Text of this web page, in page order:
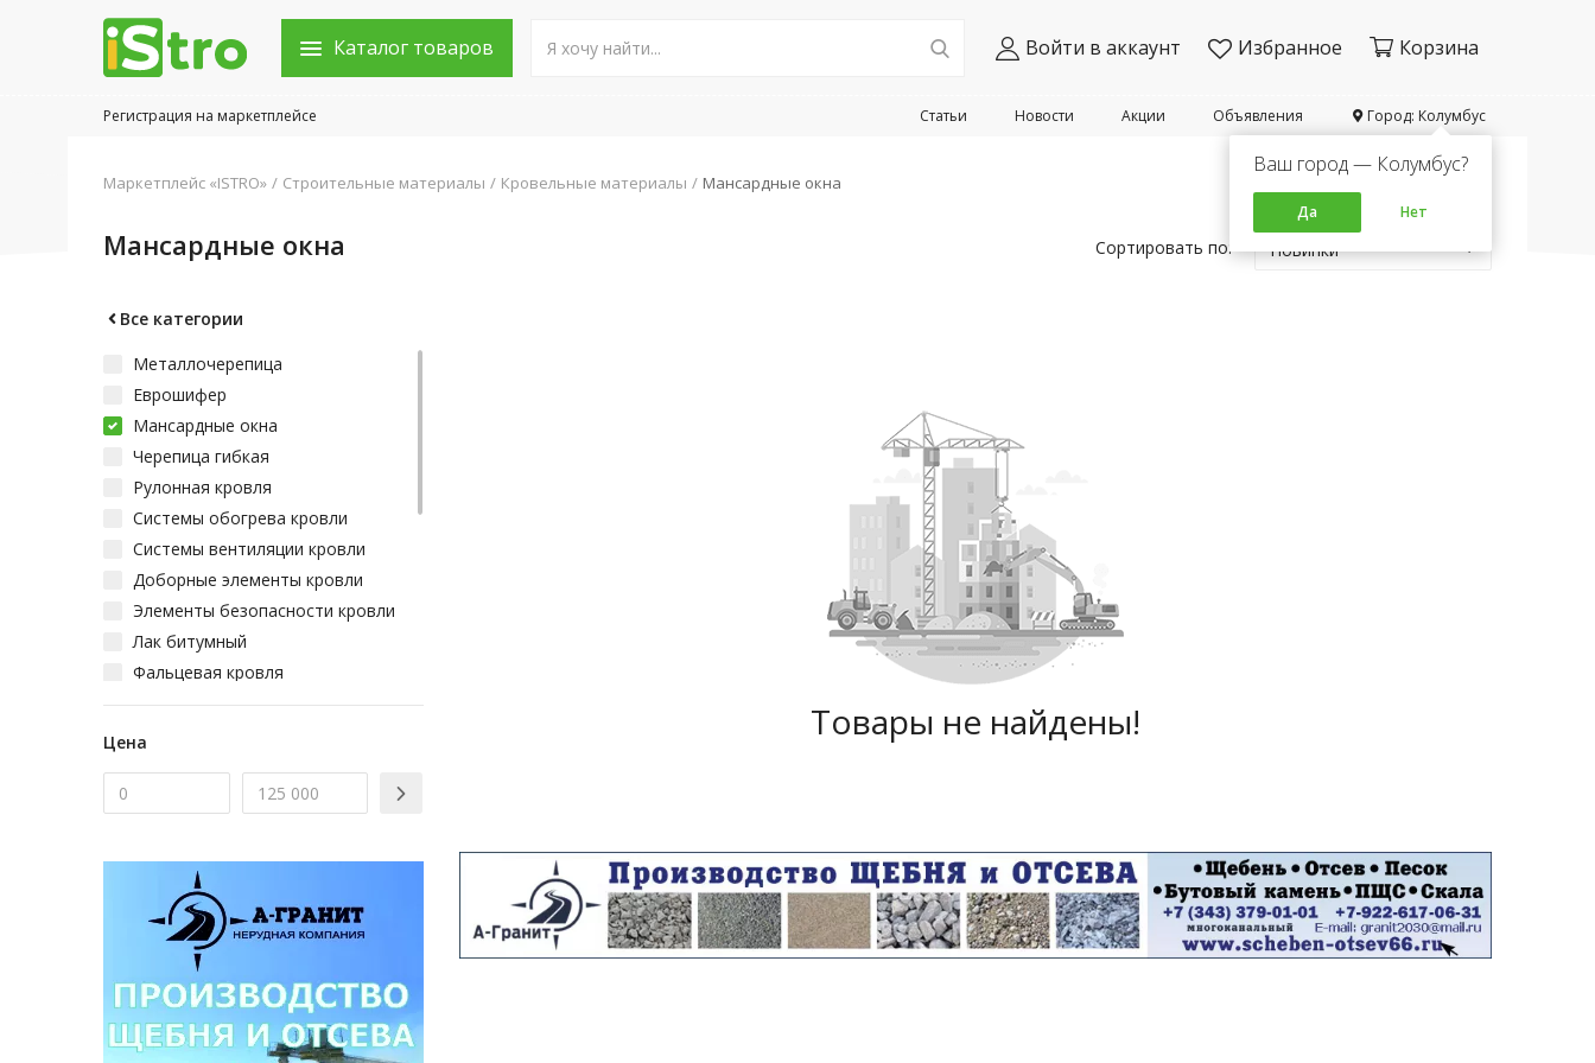
Каталог товаров Войти в аккаунт Избранное Корзина
Город: Колумбус
Ваш город — Колумбус?
Да Нет
Объявления
Акции
Новости
Статьи
Регистрация на маркетплейсе
Объявления
Город: Колумбус
Маркетплейс «ISTRO» Строительные материалы Кровельные материалы Мансардные окна
Мансардные окна Сортировать по: Новинки
Все категории
Металлочерепица
Еврошифер
Мансардные окна
Черепица гибкая
Рулонная кровля
Системы обогрева кровли
Системы вентиляции кровли
Доборные элементы кровли
Элементы безопасности кровли
Лак битумный
Фальцевая кровля
Мастики кровельные
Натуральная черепица
Конек для кровли
Гвоздь для кровли
Шифер
Лист оцинкованный для кровли
Черепица битумная
Битум кровельный
Цена Товары не найдены!